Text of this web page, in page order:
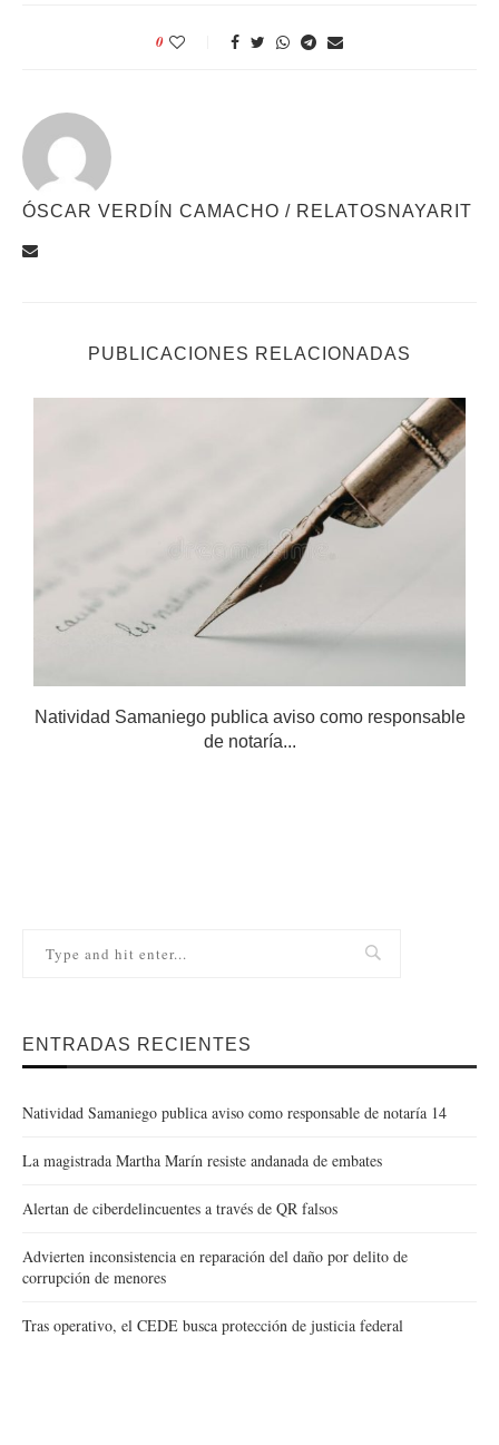
0
ÓSCAR VERDÍN CAMACHO / RELATOSNAYARIT
PUBLICACIONES RELACIONADAS
Natividad Samaniego publica aviso como responsable
de notaría...
ENTRADAS RECIENTES
Natividad Samaniego publica aviso como responsable de notaría 14
La magistrada Martha Marín resiste andanada de embates
Alertan de ciberdelincuentes a través de QR falsos
Advierten inconsistencia en reparación del daño por delito de
corrupción de menores
Tras operativo, el CEDE busca protección de justicia federal